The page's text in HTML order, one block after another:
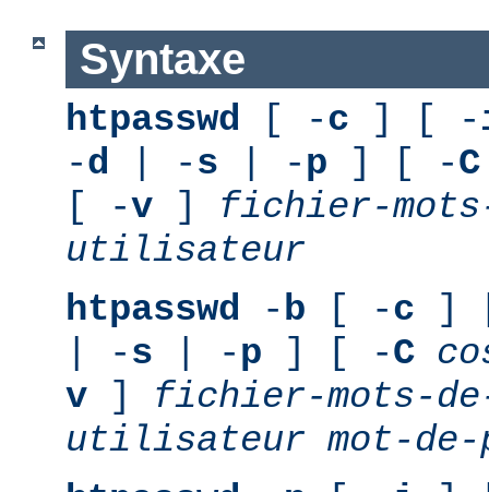
Syntaxe
htpasswd [ -c ] [ -
-d | -s | -p ] [ -C
[ -v ] fichier-
utilisateur
htpasswd -b [ -c ]
| -s | -p ] [ -C
v ] fichier-mots-
utilisateur mot-de-